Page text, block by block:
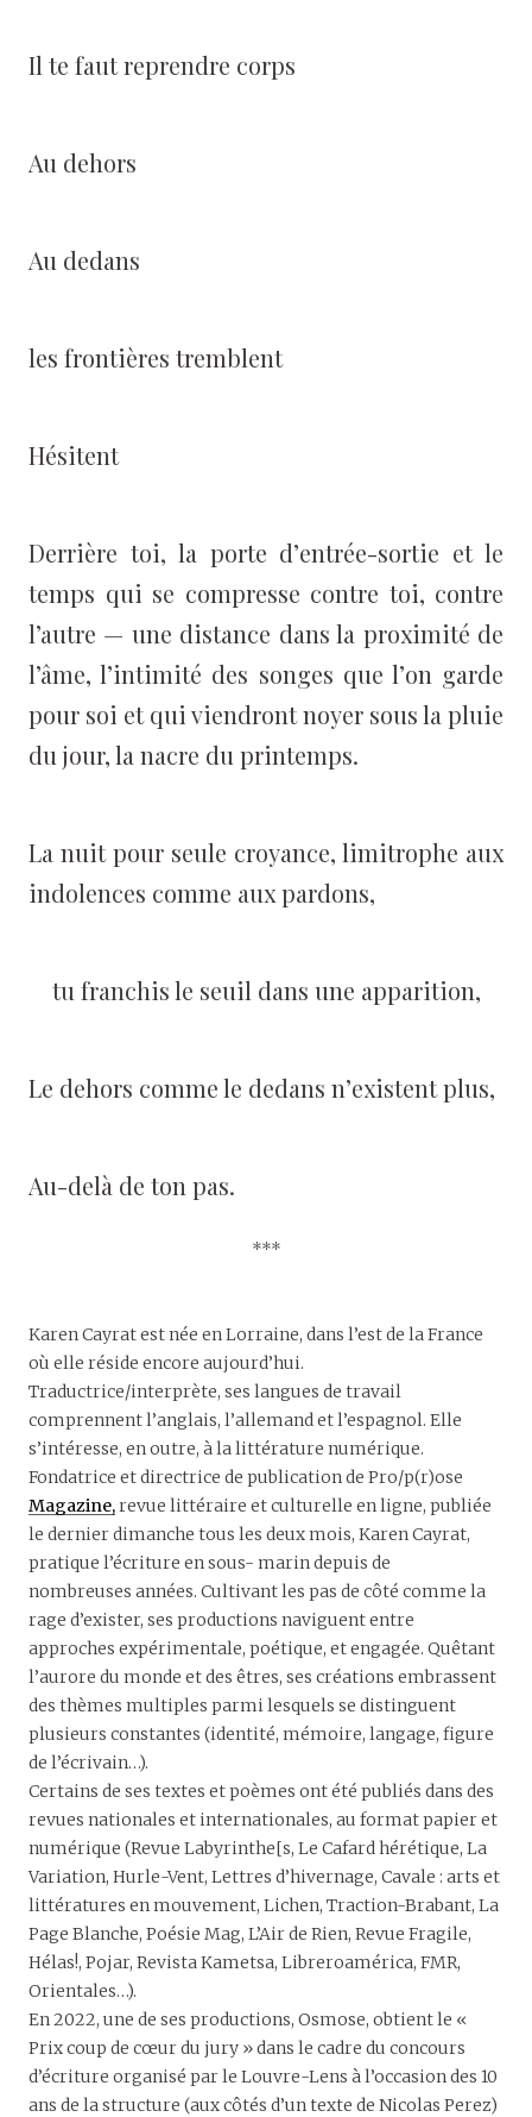
Il te faut reprendre corps
Au dehors
Au dedans
les frontières tremblent
Hésitent
Derrière toi, la porte d’entrée-sortie et le
temps qui se compresse contre toi, contre
l’autre — une distance dans la proximité de
l’âme, l’intimité des songes que l’on garde
pour soi et qui viendront noyer sous la pluie
du jour, la nacre du printemps.
La nuit pour seule croyance, limitrophe aux
indolences comme aux pardons,
tu franchis le seuil dans une apparition,
Le dehors comme le dedans n’existent plus,
Au-delà de ton pas.
***
Karen Cayrat est née en Lorraine, dans l’est de la France
où elle réside encore aujourd’hui.
Traductrice/interprète, ses langues de travail
comprennent l’anglais, l’allemand et l’espagnol. Elle
s’intéresse, en outre, à la littérature numérique.
Fondatrice et directrice de publication de Pro/p(r)ose
Magazine,revue littéraire et culturelle en ligne, publiée
le dernier dimanche tous les deux mois, Karen Cayrat,
pratique l’écriture en sous- marin depuis de
nombreuses années. Cultivant les pas de côté comme la
rage d’exister, ses productions naviguent entre
approches expérimentale, poétique, et engagée. Quêtant
l’aurore du monde et des êtres, ses créations embrassent
des thèmes multiples parmi lesquels se distinguent
plusieurs constantes (identité, mémoire, langage, figure
de l’écrivain…).
Certains de ses textes et poèmes ont été publiés dans des
revues nationales et internationales, au format papier et
numérique (Revue Labyrinthe[s, Le Cafard hérétique, La
Variation, Hurle-Vent, Lettres d’hivernage, Cavale : arts et
littératures en mouvement, Lichen, Traction-Brabant, La
Page Blanche, Poésie Mag, L’Air de Rien, Revue Fragile,
Hélas!, Pojar, Revista Kametsa, Libreroamérica, FMR,
Orientales…).
En 2022, une de ses productions, Osmose, obtient le «
Prix coup de cœur du jury » dans le cadre du concours
d’écriture organisé par le Louvre-Lens à l’occasion des 10
ans de la structure (aux côtés d’un texte de Nicolas Perez)